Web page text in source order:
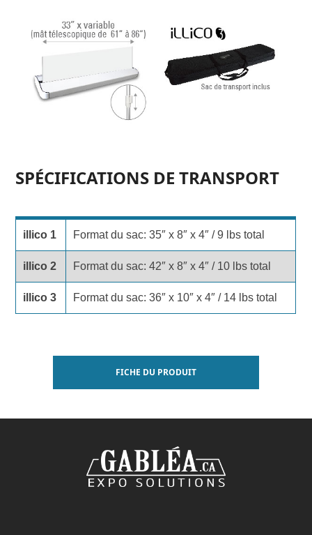
SPÉCIFICATIONS DE TRANSPORT
illico 1 Format du sac: 35″ x 8″ x 4″ / 9 lbs total
illico 2 Format du sac: 42″ x 8″ x 4″ / 10 lbs total
illico 3 Format du sac: 36″ x 10″ x 4″ / 14 lbs total
FICHE DU PRODUIT